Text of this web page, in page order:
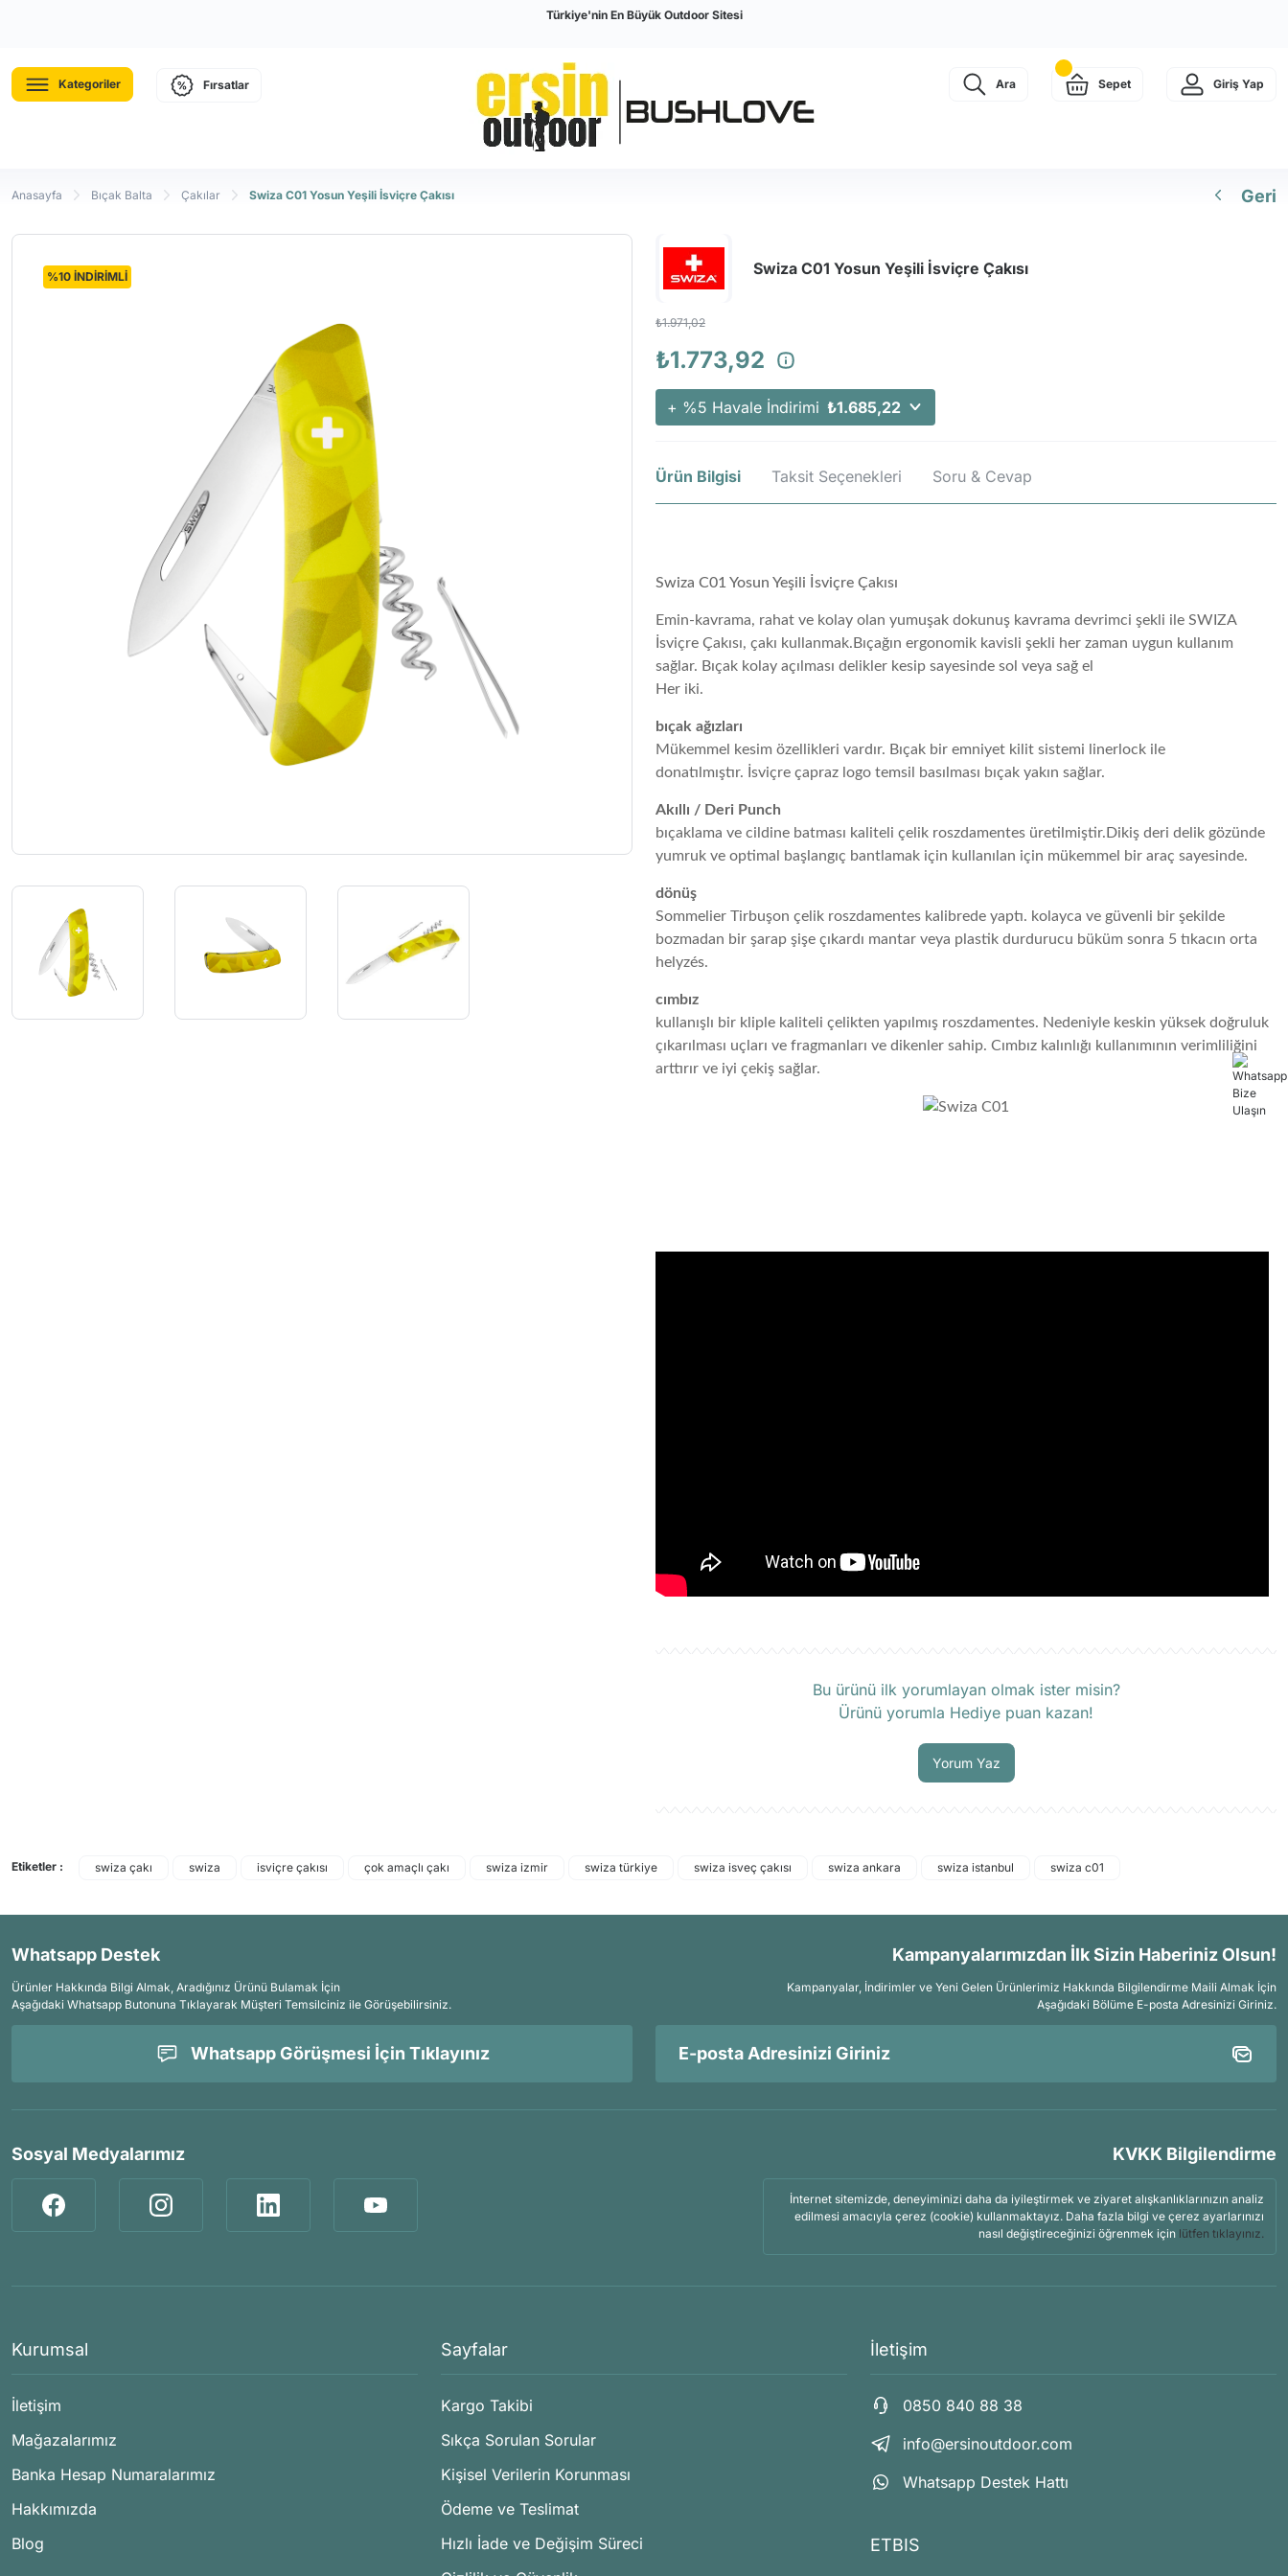
Türkiye'nin En Büyük Outdoor Sitesi
Kategoriler Fırsatlar Ara Sepet Giriş Yap
Anasayfa Bıçak Balta Çakılar Swiza C01 Yosun Yeşili İsviçre Çakısı Geri
%10 İNDİRİMLİ Swiza C01 Yosun Yeşili İsviçre Çakısı
₺1.971,02
₺1.773,92
+ %5 Havale İndirimi ₺1.685,22
Ürün Bilgisi Taksit Seçenekleri Soru & Cevap
Swiza C01 Yosun Yeşili İsviçre Çakısı
Emin-kavrama, rahat ve kolay olan yumuşak dokunuş kavrama devrimci şekli ile SWIZA
İsviçre Çakısı, çakı kullanmak. Bıçağın ergonomik kavisli şekli her zaman uygun kullanım
sağlar. Bıçak kolay açılması delikler kesip sayesinde sol veya sağ el
Her iki.
bıçak ağızları
Mükemmel kesim özellikleri vardır. Bıçak bir emniyet kilit sistemi linerlock ile
donatılmıştır. İsviçre çapraz logo temsil basılması bıçak yakın sağlar.
Akıllı / Deri Punch
bıçaklama ve cildine batması kaliteli çelik roszdamentes üretilmiştir. Dikiş deri delik gözünde
yumruk ve optimal başlangıç ​​bantlamak için kullanılan için mükemmel bir araç sayesinde.
dönüş
Sommelier Tirbuşon çelik roszdamentes kalibrede yaptı. kolayca ve güvenli bir şekilde
bozmadan bir şarap şişe çıkardı mantar veya plastik durdurucu büküm sonra 5 tıkacın orta
helyzés.
cımbız
kullanışlı bir kliple kaliteli çelikten yapılmış roszdamentes. Nedeniyle keskin yüksek doğruluk
çıkarılması uçları ve fragmanları ve dikenler sahip. Cımbız kalınlığı kullanımının verimliliğini
arttırır ve iyi çekiş sağlar.
Bu ürünü ilk yorumlayan olmak ister misin?
Ürünü yorumla Hediye puan kazan!
Yorum Yaz
Etiketler : swiza çakı swiza isviçre çakısı çok amaçlı çakı swiza izmir swiza türkiye swiza isveç çakısı swiza ankara swiza istanbul swiza c01
Whatsapp Destek
Ürünler Hakkında Bilgi Almak, Aradığınız Ürünü Bulamak İçin
Aşağıdaki Whatsapp Butonuna Tıklayarak Müşteri Temsilciniz ile Görüşebilirsiniz.
Whatsapp Görüşmesi İçin Tıklayınız
Kampanyalarımızdan İlk Sizin Haberiniz Olsun!
Kampanyalar, İndirimler ve Yeni Gelen Ürünlerimiz Hakkında Bilgilendirme Maili Almak İçin
Aşağıdaki Bölüme E-posta Adresinizi Giriniz.
Sosyal Medyalarımız KVKK Bilgilendirme
İnternet sitemizde, deneyiminizi daha da iyileştirmek ve ziyaret alışkanlıklarınızın analiz
edilmesi amacıyla çerez (cookie) kullanmaktayız. Daha fazla bilgi ve çerez ayarlarınızı
nasıl değiştireceğinizi öğrenmek için lütfen tıklayınız.
Kurumsal
İletişim
Mağazalarımız
Banka Hesap Numaralarımız
Hakkımızda
Blog
Sayfalar
Kargo Takibi
Sıkça Sorulan Sorular
Kişisel Verilerin Korunması
Ödeme ve Teslimat
Hızlı İade ve Değişim Süreci
İletişim
0850 840 88 38
info@ersinoutdoor.com
Whatsapp Destek Hattı
ETBIS